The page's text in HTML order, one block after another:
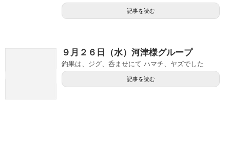
記事を読む
９月２６日（水）河津様グループ
釣果は、ジグ、呑ませにて ハマチ、ヤズでした
記事を読む